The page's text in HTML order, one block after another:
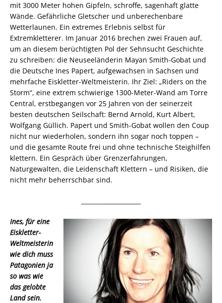
mit 3000 Meter hohen Gipfeln, schroffe, sagenhaft glatte
Wände. Gefährliche Gletscher und unberechenbare
Wetterlaunen. Ein extremes Erlebnis selbst für
Extremkletterer. Im Januar 2016 brechen zwei Frauen auf,
um an diesem berüchtigten Pol der Sehnsucht Geschichte
zu schreiben: die Neuseeländerin Mayan Smith-Gobat und
die Deutsche Ines Papert, aufgewachsen in Sachsen und
mehrfache Eiskletter-Weltmeisterin. Ihr Ziel: „Riders on the
Storm“, eine extrem schwierige 1300-Meter-Wand am Torre
Central, erstbegangen vor 25 Jahren von der seinerzeit
besten deutschen Seilschaft: Bernd Arnold, Kurt Albert,
Wolfgang Güllich. Papert und Smith-Gobat wollen den Coup
nicht nur wiederholen, sondern ihn sogar noch toppen –
und die gesamte Route frei und ohne technische Steighilfen
klettern. Ein Gespräch über Grenzerfahrungen,
Naturgewalten, die Leidenschaft Klettern – und Risiken, die
nicht mehr beherrschbar sind.
Ines, für eine
Eiskletter-
Weltmeisterin
wie dich muss
Patagonien ja
so was wie
das gelobte
Land sein.